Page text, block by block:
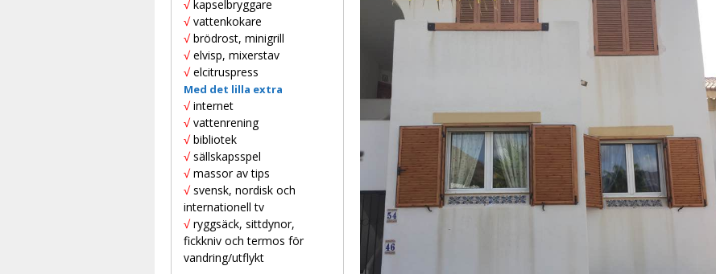
√ kapselbryggare
√ vattenkokare
√ brödrost, minigrill
√ elvisp, mixerstav
√ elcitruspress
Med det lilla extra
√ internet
√ vattenrening
√ bibliotek
√ sällskapsspel
√ massor av tips
√ svensk, nordisk och
internationell tv
√ ryggsäck, sittdynor,
fickkniv och termos för
vandring/utflykt
hemsida ska
prestera så
bra som
möjligt
besök. Om
kommer viss
funktionalitet
att försvinna
från
hemsidan.